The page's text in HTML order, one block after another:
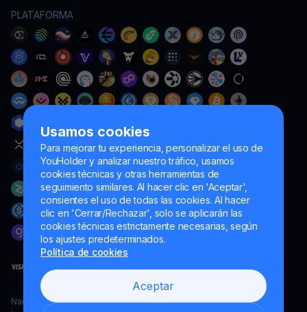
Usamos cookies
Para mejorar tu experiencia, personalizar el uso de
YouHolder y analizar nuestro tráfico, usamos
cookies técnicas y otras herramientas de
seguimiento similares. Al hacer clic en 'Aceptar',
consientes el uso de todas las cookies. Al hacer
clic en 'Cerrar/Rechazar', solo se aplicarán las
cookies técnicas estrictamente necesarias, según
los ajustes predeterminados.
Política de cookies
Aceptar
PLATAFORMA
Naumard LTD. – únicamente para fines de desarrollo informático,